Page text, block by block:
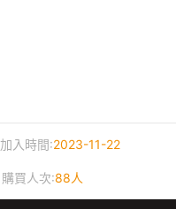
加入時間:2023-11-22
購買人次:88人